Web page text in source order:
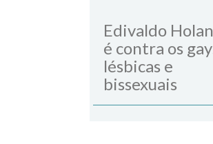
Edivaldo
é contra os
lésbicas e
bissexuais